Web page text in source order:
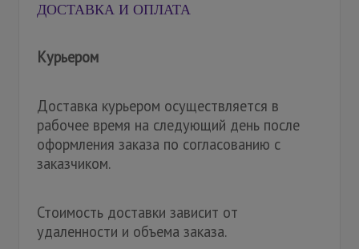
ДОСТАВКА И ОПЛАТА
Курьером
Доставка курьером осуществляется в
рабочее время на следующий день после
оформления заказа по согласованию с
заказчиком.
Стоимость доставки зависит от
удаленности и объема заказа.